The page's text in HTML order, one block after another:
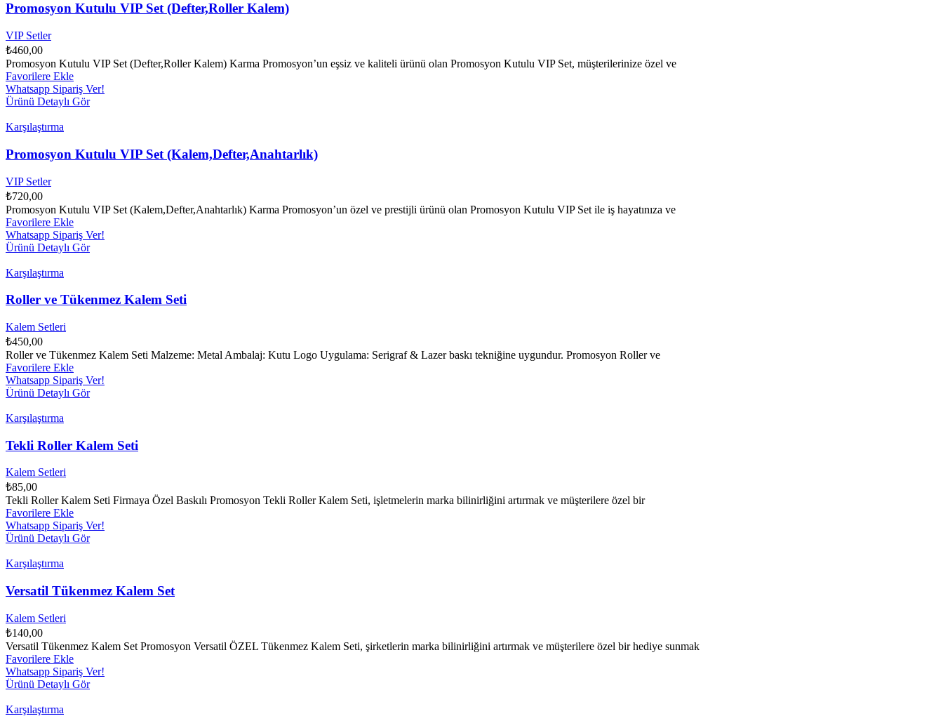
Promosyon Kutulu VIP Set (Defter,Roller Kalem)
VIP Setler
₺460,00
Promosyon Kutulu VIP Set (Defter,Roller Kalem) Karma Promosyon’un eşsiz ve kaliteli ürünü olan Promosyon Kutulu VIP Set, müşterilerinize özel ve
Favorilere Ekle
Whatsapp Sipariş Ver!
Ürünü Detaylı Gör
Karşılaştırma
Promosyon Kutulu VIP Set (Kalem,Defter,Anahtarlık)
VIP Setler
₺720,00
Promosyon Kutulu VIP Set (Kalem,Defter,Anahtarlık) Karma Promosyon’un özel ve prestijli ürünü olan Promosyon Kutulu VIP Set ile iş hayatınıza ve
Favorilere Ekle
Whatsapp Sipariş Ver!
Ürünü Detaylı Gör
Karşılaştırma
Roller ve Tükenmez Kalem Seti
Kalem Setleri
₺450,00
Roller ve Tükenmez Kalem Seti Malzeme: Metal Ambalaj: Kutu Logo Uygulama: Serigraf & Lazer baskı tekniğine uygundur. Promosyon Roller ve
Favorilere Ekle
Whatsapp Sipariş Ver!
Ürünü Detaylı Gör
Karşılaştırma
Tekli Roller Kalem Seti
Kalem Setleri
₺85,00
Tekli Roller Kalem Seti Firmaya Özel Baskılı Promosyon Tekli Roller Kalem Seti, işletmelerin marka bilinirliğini artırmak ve müşterilere özel bir
Favorilere Ekle
Whatsapp Sipariş Ver!
Ürünü Detaylı Gör
Karşılaştırma
Versatil Tükenmez Kalem Set
Kalem Setleri
₺140,00
Versatil Tükenmez Kalem Set Promosyon Versatil ÖZEL Tükenmez Kalem Seti, şirketlerin marka bilinirliğini artırmak ve müşterilere özel bir hediye sunmak
Favorilere Ekle
Whatsapp Sipariş Ver!
Ürünü Detaylı Gör
Karşılaştırma